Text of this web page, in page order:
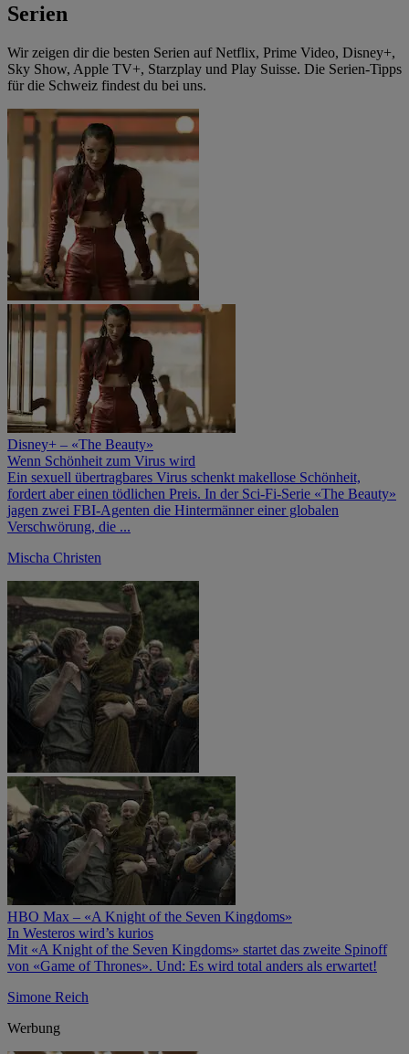
Serien
Wir zeigen dir die besten Serien auf Netflix, Prime Video, Disney+,
Sky Show, Apple TV+, Starzplay und Play Suisse. Die Serien-Tipps
für die Schweiz findest du bei uns.
Disney+ – «The Beauty»
Wenn Schönheit zum Virus wird
Ein sexuell übertragbares Virus schenkt makellose Schönheit,
fordert aber einen tödlichen Preis. In der Sci-Fi-Serie «The Beauty»
jagen zwei FBI-Agenten die Hintermänner einer globalen
Verschwörung, die ...
Mischa Christen
HBO Max – «A Knight of the Seven Kingdoms»
In Westeros wird’s kurios
Mit «A Knight of the Seven Kingdoms» startet das zweite Spinoff
von «Game of Thrones». Und: Es wird total anders als erwartet!
Simone Reich
Werbung